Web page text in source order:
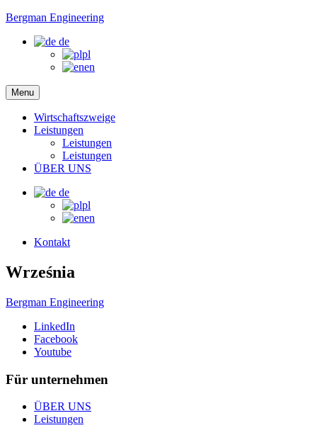
Bergman Engineering
de
pl
en
Menu
Wirtschaftszweige
Leistungen
Leistungen
Leistungen
ÜBER UNS
de
pl
en
Kontakt
Września
Bergman Engineering
LinkedIn
Facebook
Youtube
Für unternehmen
ÜBER UNS
Leistungen